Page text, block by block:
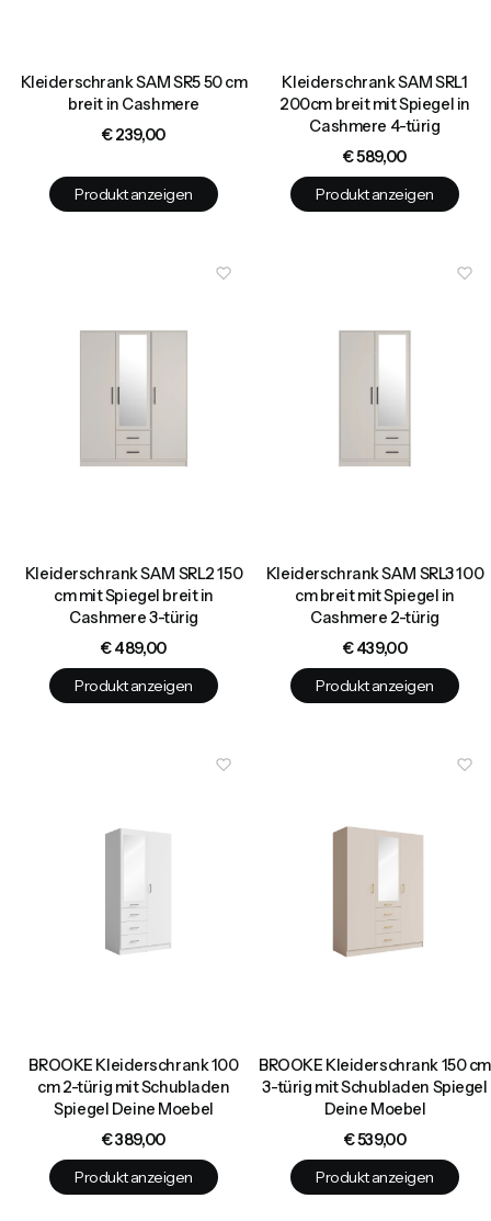
Kleiderschrank SAM SR5 50 cm
breit in Cashmere
Preis
€ 239,00
Produkt anzeigen
Kleiderschrank SAM SRL1
200cm breit mit Spiegel in
Cashmere 4-türig
Preis
€ 589,00
Produkt anzeigen
Kleiderschrank SAM SRL2 150
cm mit Spiegel breit in
Cashmere 3-türig
Preis
€ 489,00
Produkt anzeigen
Kleiderschrank SAM SRL3 100
cm breit mit Spiegel in
Cashmere 2-türig
Preis
€ 439,00
Produkt anzeigen
BROOKE Kleiderschrank 100
cm 2-türig mit Schubladen
Spiegel Deine Moebel
Preis
€ 389,00
Produkt anzeigen
BROOKE Kleiderschrank 150 cm
3-türig mit Schubladen Spiegel
Deine Moebel
Preis
€ 539,00
Produkt anzeigen